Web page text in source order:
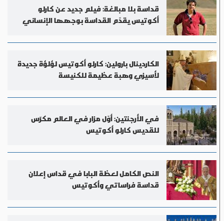
قداسة بلا مبالغة: فيلم جديد عن كارلو
أكوتيس يقدّم القداسة بوجهها الإنساني
الكاردينال بارولين: كارلو أكوتيس لؤلؤة جديدة
لأسيزي وهبة عظيمة للكنيسة
في الأرجنتين: أوّل مزار في العالم مكرّس
للقديس كارلو أكوتيس
النص الكامل لعظة البابا في قداس إعلان
قداسة فراساتي وأكوتيس